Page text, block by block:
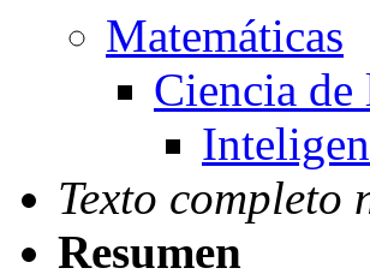
Matemáticas
Ciencia de
Texto completo
Resumen